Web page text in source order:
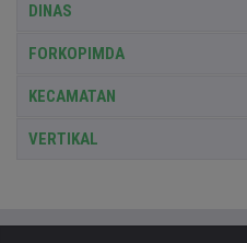
DINAS
FORKOPIMDA
KECAMATAN
VERTIKAL